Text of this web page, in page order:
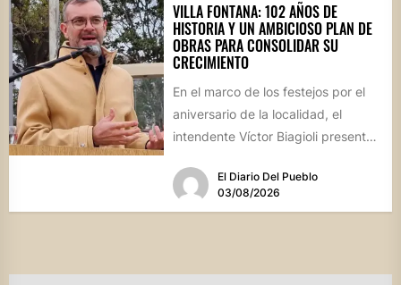
VILLA FONTANA: 102 AÑOS DE
HISTORIA Y UN AMBICIOSO PLAN DE
OBRAS PARA CONSOLIDAR SU
CRECIMIENTO
En el marco de los festejos por el
aniversario de la localidad, el
intendente Víctor Biagioli presentó
El Diario Del Pueblo
03/08/2026